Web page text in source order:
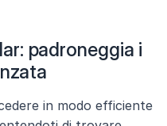
padroneggia i
in modo efficiente